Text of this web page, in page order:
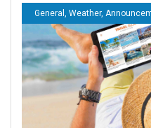
General, Weather,